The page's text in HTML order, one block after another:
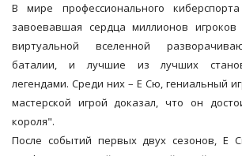
В мире профессионального
завоевавшая сердца миллионов
виртуальной вселенной
баталии, и лучшие из лучших
легендами. Среди них – Е Сю, гениальный
мастерской игрой доказал, что он
короля".
После событий первых двух сезонов, Е